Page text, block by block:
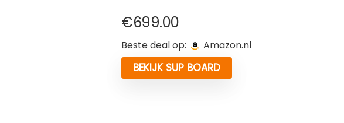
€699.00
Beste deal op: Amazon.nl
BEKIJK SUP BOARD